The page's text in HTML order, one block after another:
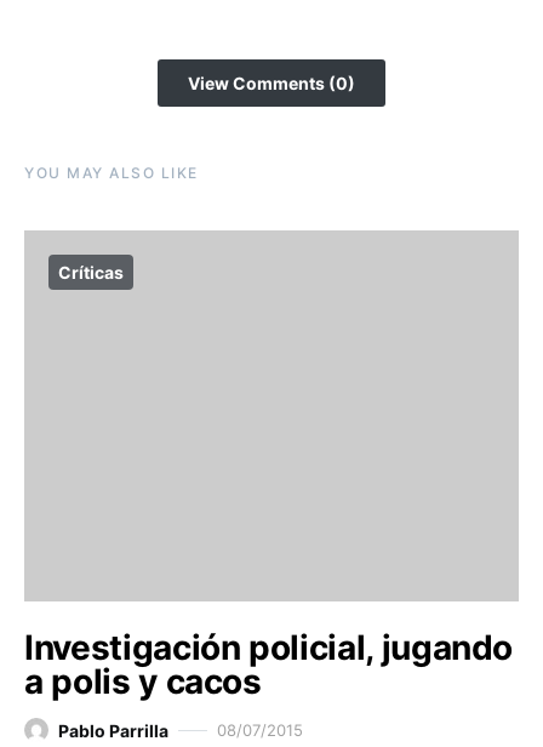
View Comments (0)
YOU MAY ALSO LIKE
Críticas
Investigación policial, jugando
a polis y cacos
Pablo Parrilla 08/07/2015